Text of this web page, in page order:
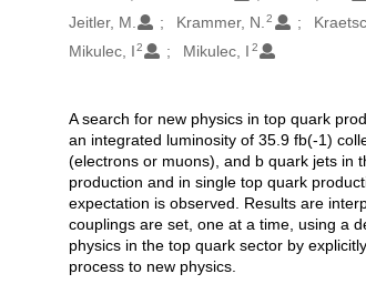
Jeitler, M. Krammer, N. 2
Mikulec, I2 Mikulec, I 2
Açıklama
A search for new physics in top quark
an integrated luminosity of 35.9 fb(-1)
(electrons or muons), and b quark jets in
production and in single top quark
expectation is observed. Results are
couplings are set, one at a time, using a
physics in the top quark sector by
process to new physics.